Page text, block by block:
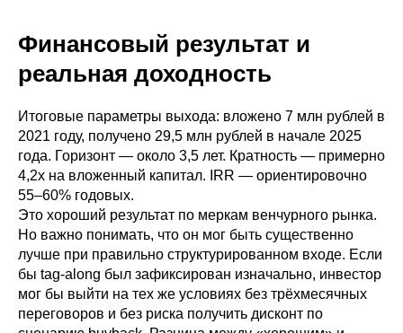
Финансовый результат и
реальная доходность
Итоговые параметры выхода: вложено 7 млн рублей в
2021 году, получено 29,5 млн рублей в начале 2025
года. Горизонт — около 3,5 лет. Кратность — примерно
4,2x на вложенный капитал. IRR — ориентировочно
55–60% годовых.
Это хороший результат по меркам венчурного рынка.
Но важно понимать, что он мог быть существенно
лучше при правильно структурированном входе. Если
бы tag-along был зафиксирован изначально, инвестор
мог бы выйти на тех же условиях без трёхмесячных
переговоров и без риска получить дисконт по